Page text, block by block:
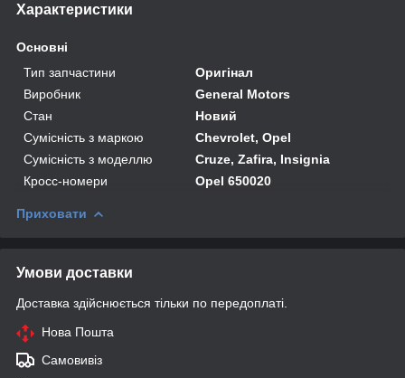
Характеристики
Основні
Тип запчастини
Оригінал
Виробник
General Motors
Стан
Новий
Сумісність з маркою
Chevrolet, Opel
Сумісність з моделлю
Cruze, Zafira, Insignia
Кросс-номери
Opel 650020
Приховати
Умови доставки
Доставка здійснюється тільки по передоплаті.
Нова Пошта
Самовивіз